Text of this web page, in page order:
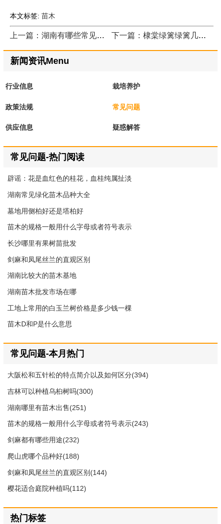
本文标签: 苗木
上一篇：湖南有哪些常见的路边绿化树种 下一篇：棣棠绿篱绿篱几年更新？
新闻资讯Menu
行业信息 栽培养护
政策法规 常见问题
供应信息 疑惑解答
常见问题-热门阅读
辟谣：花是血红色的桂花，血桂纯属扯淡
湖南常见绿化苗木品种大全
墓地用侧柏好还是塔柏好
苗木的规格一般用什么字母或者符号表示
长沙哪里有果树苗批发
剑麻和凤尾丝兰的直观区别
湖南比较大的苗木基地
湖南苗木批发市场在哪
工地上常用的白玉兰树价格是多少钱一棵
苗木D和P是什么意思
常见问题-本月热门
大阪松和五针松的特点简介以及如何区分(394)
吉林可以种植乌桕树吗(300)
湖南哪里有苗木出售(251)
苗木的规格一般用什么字母或者符号表示(243)
剑麻都有哪些用途(232)
爬山虎哪个品种好(188)
剑麻和凤尾丝兰的直观区别(144)
樱花适合庭院种植吗(112)
热门标签